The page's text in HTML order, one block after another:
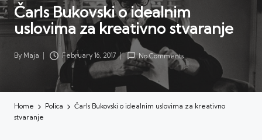
Čarls Bukovski o idealnim
uslovima za kreativno stvaranje
Posted
By Maja February 16, 2017 No Comments
Home Polica
Čarls Bukovski o idealnim uslovima za kreativno
stvaranje